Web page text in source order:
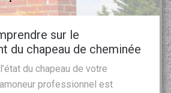
sur le
du chapeau de cheminée
du chapeau de votre
professionnel est